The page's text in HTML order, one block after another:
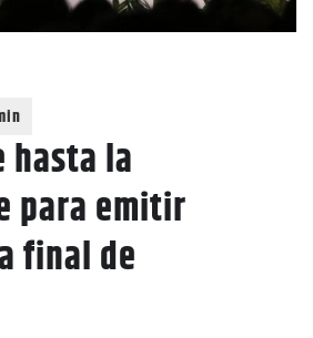
hasta la
para emitir
final de